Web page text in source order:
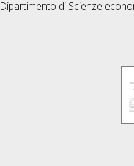
Dipartimento di Scienze